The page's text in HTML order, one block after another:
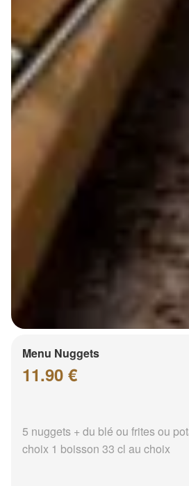
Menu Nuggets
11.90 €
5 nuggets + du blé ou frites ou
choix 1 boisson 33 cl au choix